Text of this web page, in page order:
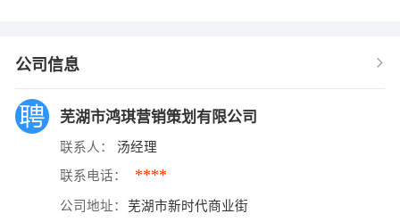
公司信息
芜湖市鸿琪营销策划有限公司
联系人： 汤经理
联系电话： ****
公司地址： 芜湖市新时代商业街